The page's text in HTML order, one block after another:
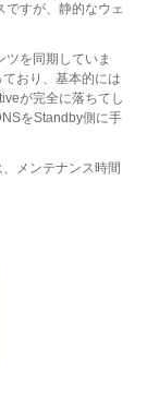
ですが、静的なウェ
を同期していま
おり、基本的には
が完全に落ちてし
をStandby側に手
メンテナンス時間